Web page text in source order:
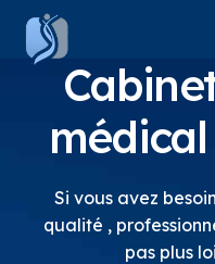
médical
Si vous avez
qualité ,
pas plus